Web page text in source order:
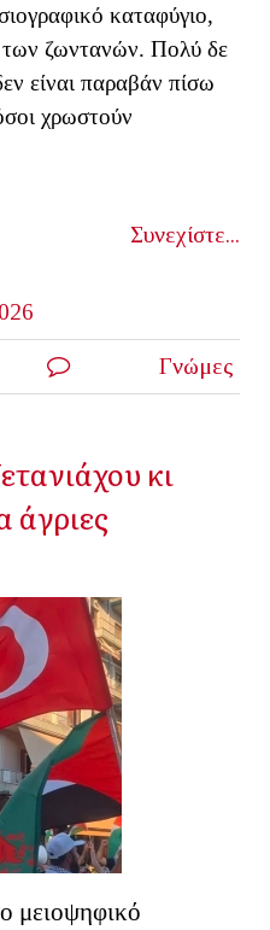
καταφύγιο,
των ζωντανών. Πολύ δε
είναι παραβάν πίσω
χρωστούν
Συνεχίστε...
Γνώμες
κι
άγριες
μειοψηφικό